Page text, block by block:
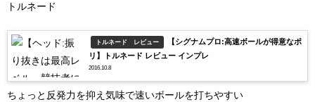
トルネード
トルネード レビュー
【シグナムプロ:高速ボールが得意なポ
リ】トルネード レビュー インプレ
2016.10.8
ちょっと反発力を抑え気味で速いボールを打ちやすい